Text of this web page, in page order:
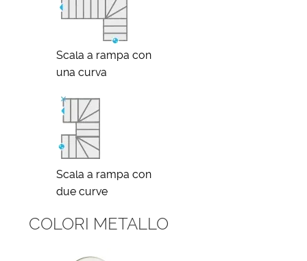
Scala a rampa con
una curva
Scala a rampa con
due curve
COLORI METALLO